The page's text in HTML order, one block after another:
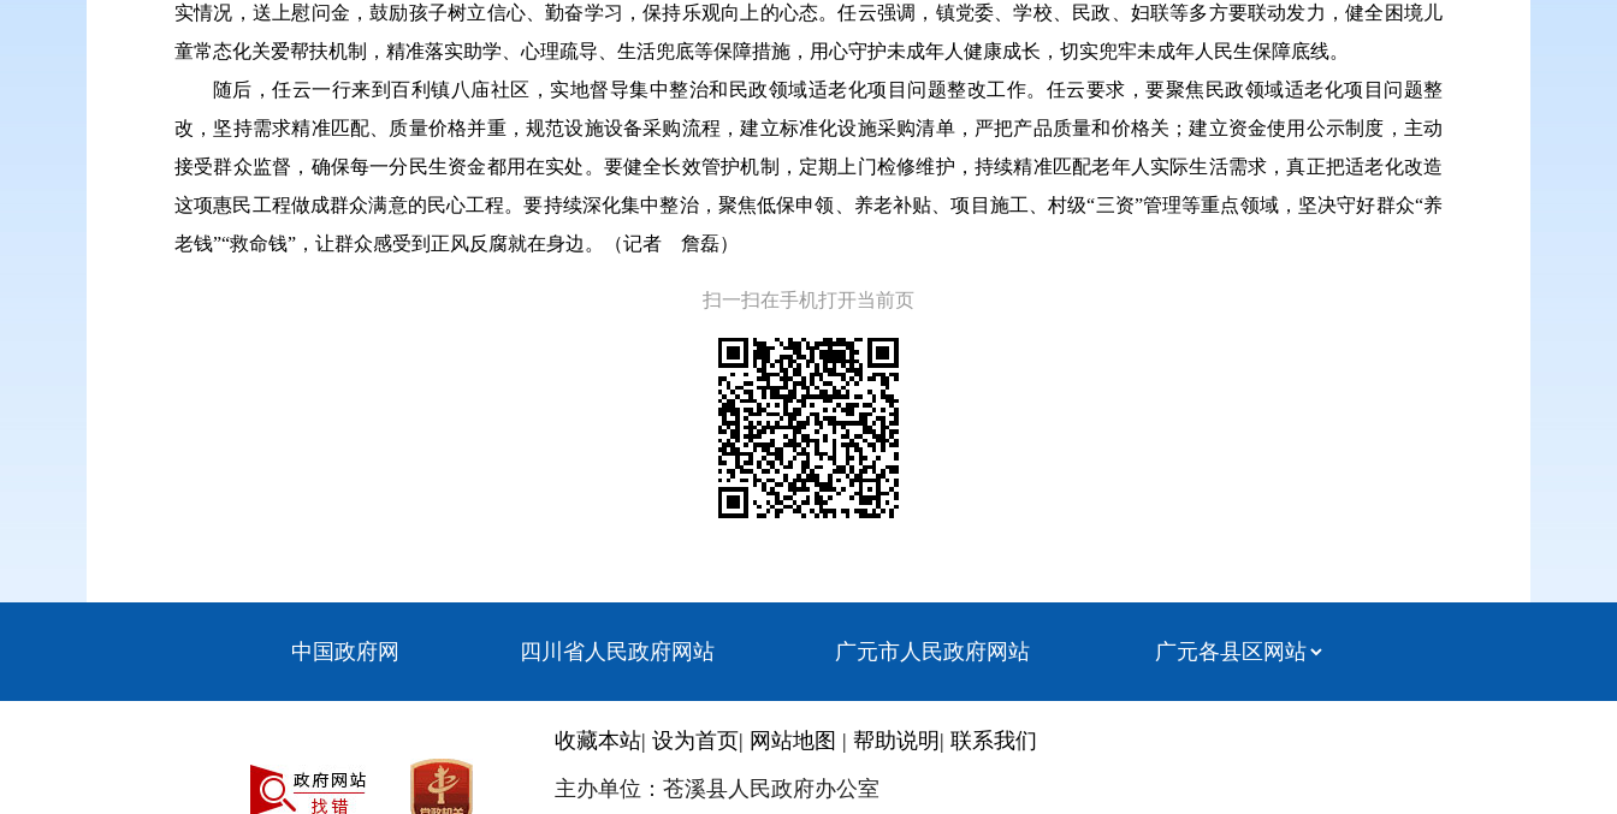
实情况，送上慰问金，鼓励孩子树立信心、勤奋学习，保持乐观向上的心态。任云强调，镇党委、学校、民政、妇联等多方要联动发力，健全困境儿
童常态化关爱帮扶机制，精准落实助学、心理疏导、生活兜底等保障措施，用心守护未成年人健康成长，切实兜牢未成年人民生保障底线。
随后，任云一行来到百利镇八庙社区，实地督导集中整治和民政领域适老化项目问题整改工作。任云要求，要聚焦民政领域适老化项目问题整
改，坚持需求精准匹配、质量价格并重，规范设施设备采购流程，建立标准化设施采购清单，严把产品质量和价格关；建立资金使用公示制度，主动
接受群众监督，确保每一分民生资金都用在实处。要健全长效管护机制，定期上门检修维护，持续精准匹配老年人实际生活需求，真正把适老化改造
这项惠民工程做成群众满意的民心工程。要持续深化集中整治，聚焦低保申领、养老补贴、项目施工、村级“三资”管理等重点领域，坚决守好群众“养
老钱”“救命钱”，让群众感受到正风反腐就在身边。
（记者 詹磊）
扫一扫在手机打开当前页
中国政府网 四川省人民政府网站 广元市人民政府网站
收藏本站| 设为首页| 网站地图 | 帮助说明 | 联系我们
主办单位：苍溪县人民政府办公室